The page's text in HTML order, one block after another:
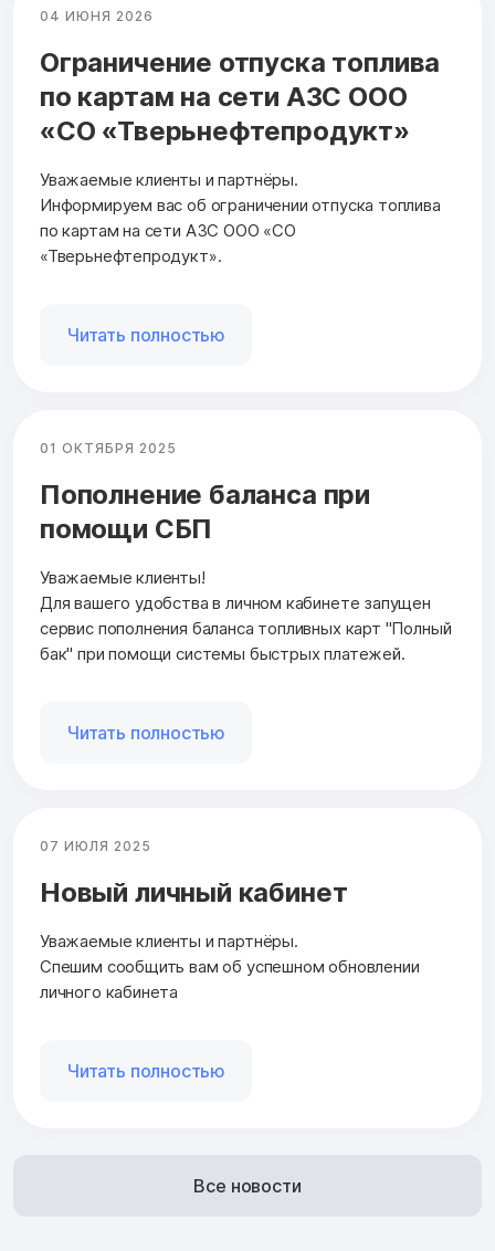
04 ИЮНЯ 2026
Ограничение отпуска топлива
по картам на сети АЗС ООО
«СО «Тверьнефтепродукт»
Уважаемые клиенты и партнёры.
Информируем вас об ограничении отпуска топлива
по картам на сети АЗС ООО «СО
«Тверьнефтепродукт».
Читать полностью
01 ОКТЯБРЯ 2025
Пополнение баланса при
помощи СБП
Уважаемые клиенты!
Для вашего удобства в личном кабинете запущен
сервис пополнения баланса топливных карт "Полный
бак" при помощи системы быстрых платежей.
Читать полностью
07 ИЮЛЯ 2025
Новый личный кабинет
Уважаемые клиенты и партнёры.
Спешим сообщить вам об успешном обновлении
личного кабинета
Читать полностью
Все новости